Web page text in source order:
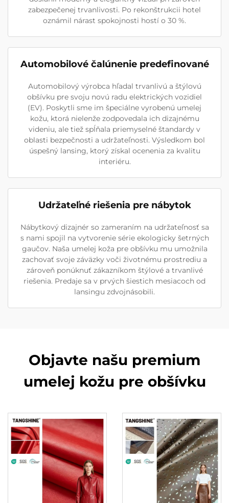
zabezpečenej trvanlivosti. Po rekonštrukcii hotel
oznámil nárast spokojnosti hostí o 30 %.
Automobilové čalúnenie predefinované
Automobilový výrobca hľadal trvanlivú a štýlovú
obšívku pre svoju novú radu elektrických vozidiel
(EV). Poskytli sme im špeciálne vyrobenú umelej
kožu, ktorá nielenže zodpovedala ich dizajnému
videniu, ale tiež spĺňala priemyselné štandardy v
oblasti bezpečnosti a udržateľnosti. Výsledkom bol
úspešný lansing, ktorý získal ocenenia za kvalitu
interiéru.
Udržateľné riešenia pre nábytok
Nábytkový dizajnér so zameraním na udržateľnosť sa
s nami spojil na vytvorenie série ekologicky šetrných
gaučov. Naša umelej koža pre obšívku mu umožnila
zachovať svoje záväzky voči životnému prostrediu a
zároveň ponúknuť zákazníkom štýlové a trvanlivé
riešenia. Predaje sa v prvých šiestich mesiacoch od
lansingu zdvojnásobili.
Objavte našu premium
umelej kožu pre obšívku